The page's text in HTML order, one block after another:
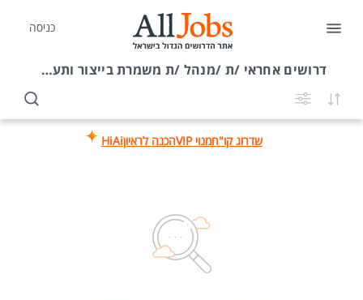
כניסה
דרושים אחראי /ת /מנהל /ת משמרת בייצור ותעשייה בתעשיות שער הנגב
שדרוג קו"חמנוי VIP הכנה לראיוןHiAi